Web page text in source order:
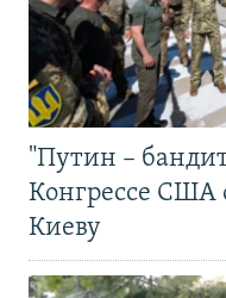
"Путин –
Конгрессе США
Киеву